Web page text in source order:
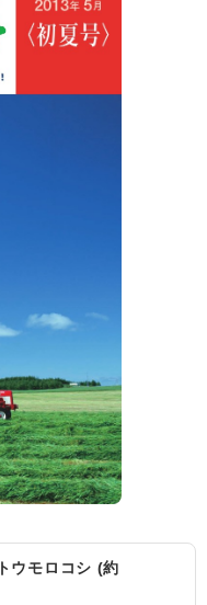
ウモロコシ (約